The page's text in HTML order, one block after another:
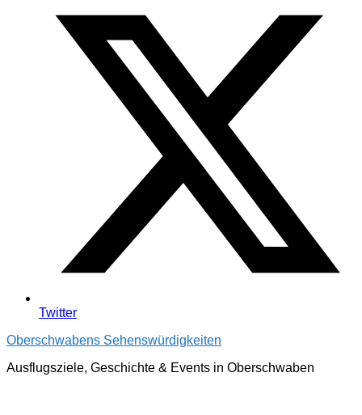
Twitter
Oberschwabens Sehenswürdigkeiten
Ausflugsziele, Geschichte & Events in Oberschwaben